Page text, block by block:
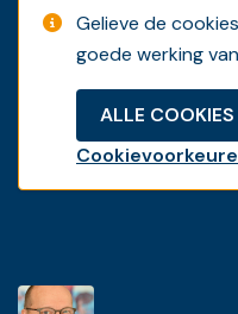
Gelieve de
goede werking
ALLE